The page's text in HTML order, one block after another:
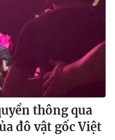
thông qua
đô vật gốc Việt